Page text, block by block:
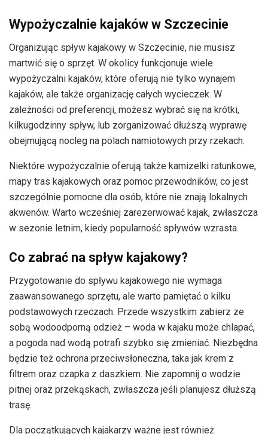
Wypożyczalnie kajaków w Szczecinie
Organizując spływ kajakowy w Szczecinie, nie musisz
martwić się o sprzęt. W okolicy funkcjonuje wiele
wypożyczalni kajaków, które oferują nie tylko wynajem
kajaków, ale także organizację całych wycieczek. W
zależności od preferencji, możesz wybrać się na krótki,
kilkugodzinny spływ, lub zorganizować dłuższą wyprawę
obejmującą nocleg na polach namiotowych przy rzekach.
Niektóre wypożyczalnie oferują także kamizelki ratunkowe,
mapy tras kajakowych oraz pomoc przewodników, co jest
szczególnie pomocne dla osób, które nie znają lokalnych
akwenów. Warto wcześniej zarezerwować kajak, zwłaszcza
w sezonie letnim, kiedy popularność spływów wzrasta.
Co zabrać na spływ kajakowy?
Przygotowanie do spływu kajakowego nie wymaga
zaawansowanego sprzętu, ale warto pamiętać o kilku
podstawowych rzeczach. Przede wszystkim zabierz ze
sobą wodoodporną odzież – woda w kajaku może chlapać,
a pogoda nad wodą potrafi szybko się zmieniać. Niezbędna
będzie też ochrona przeciwsłoneczna, taka jak krem z
filtrem oraz czapka z daszkiem. Nie zapomnij o wodzie
pitnej oraz przekąskach, zwłaszcza jeśli planujesz dłuższą
trasę.
Dla początkujących kajakarzy ważne jest również